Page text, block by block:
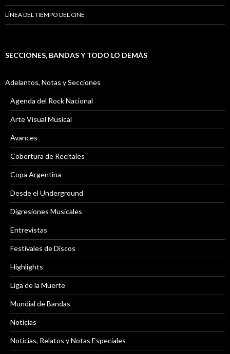
LÍNEA DEL TIEMPO DEL CINE
SECCIONES, BANDAS Y TODO LO DEMÁS
Adelantos, Notas y Secciones
Agenda del Rock Nacional
Arte Visual Musical
Avances
Cobertura de Recitales
Copa Argentina
Desde el Underground
Digresiones Musicales
Entrevistas
Festivales de Discos
Highlights
Liga de la Muerte
Mundial de Bandas
Noticias
Noticias, Relatos y Notas Especiales